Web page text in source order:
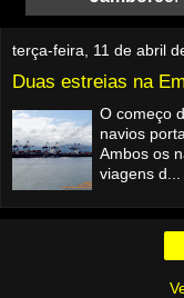
terça-feira, 11 de abril
Duas estreias na
O começo
navios
Ambos os
viagens d...